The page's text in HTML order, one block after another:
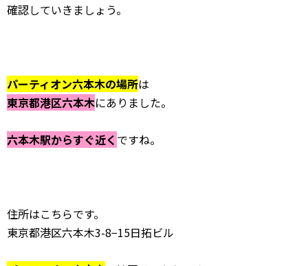
確認していきましょう。
パーティオン六本木の場所は
東京都港区六本木にありました。
六本木駅からすぐ近く ですね。
住所はこちらです。
東京都港区六本木3-8−15日拓ビル